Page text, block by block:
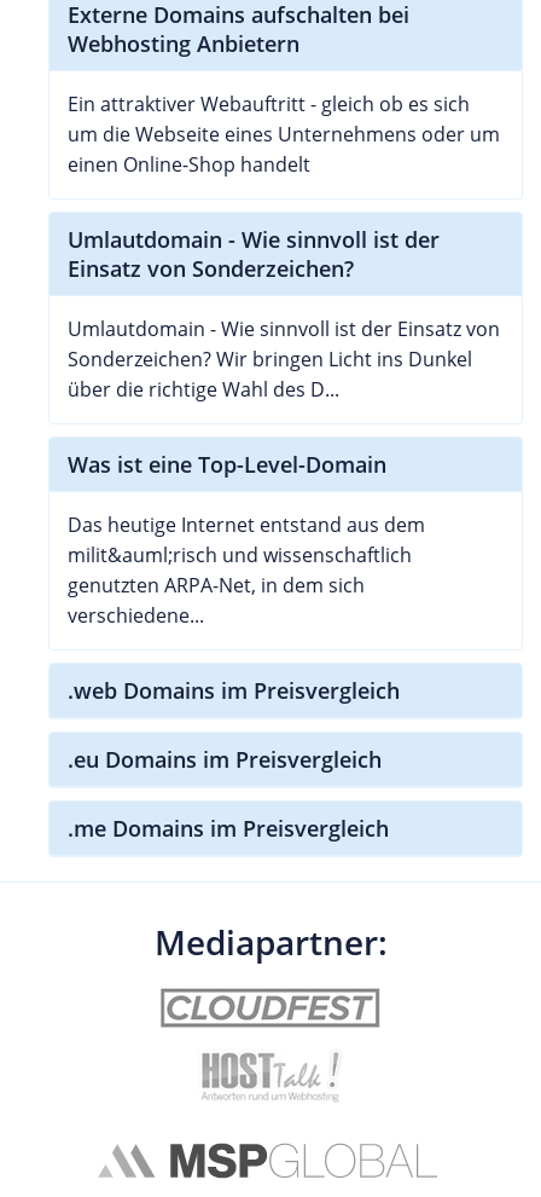
Externe Domains aufschalten bei
Webhosting Anbietern
Ein attraktiver Webauftritt - gleich ob es sich
um die Webseite eines Unternehmens oder um
einen Online-Shop handelt
Umlautdomain - Wie sinnvoll ist der
Einsatz von Sonderzeichen?
Umlautdomain - Wie sinnvoll ist der Einsatz von
Sonderzeichen? Wir bringen Licht ins Dunkel
über die richtige Wahl des D...
Was ist eine Top-Level-Domain
Das heutige Internet entstand aus dem
milit&auml;risch und wissenschaftlich
genutzten ARPA-Net, in dem sich
verschiedene...
.web Domains im Preisvergleich
.eu Domains im Preisvergleich
.me Domains im Preisvergleich
Mediapartner: